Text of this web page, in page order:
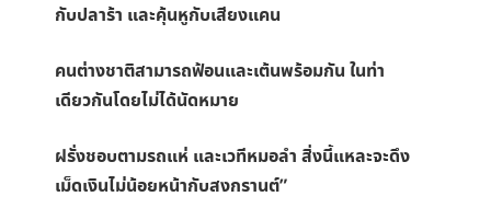
กับปลาร้า และคุ้นหูกับเสียงแคน
คนต่างชาติสามารถฟ้อนและเต้นพร้อมกัน ในท่า
เดียวกันโดยไม่ได้นัดหมาย
ฝรั่งชอบตามรถแห่ และเวทีหมอลำ สิ่งนี้แหละจะดึง
เม็ดเงินไม่น้อยหน้ากับสงกรานต์”